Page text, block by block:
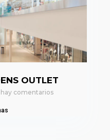
OUTLET
comentarios